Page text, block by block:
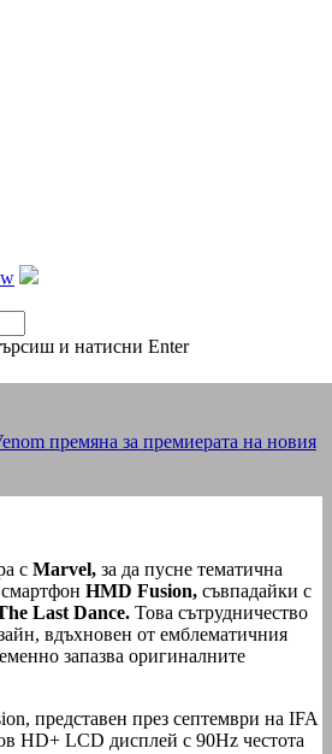
и натисни Enter
премяна за премиерата на новия
с Marvel, за да пусне тематична
HMD Fusion, съвпадайки с
Last Dance. Това сътрудничество
вдъхновен от емблематичния
запазва оригиналните
представен през септември на IFA
HD+ LCD дисплей с 90Hz честота